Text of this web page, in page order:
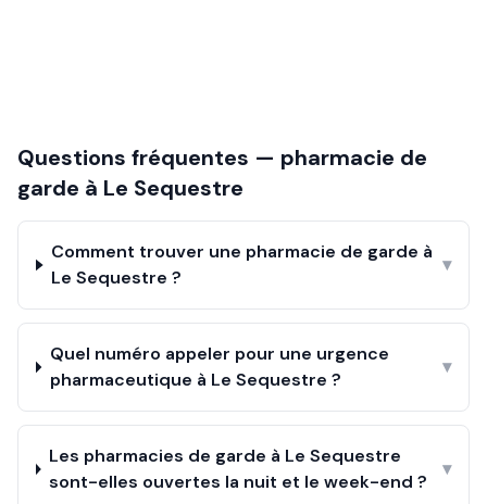
Questions fréquentes — pharmacie de
garde à Le Sequestre
Comment trouver une pharmacie de garde à
Le Sequestre ?
▾
Quel numéro appeler pour une urgence
pharmaceutique à Le Sequestre ?
▾
Les pharmacies de garde à Le Sequestre
sont-elles ouvertes la nuit et le week-end ?
▾